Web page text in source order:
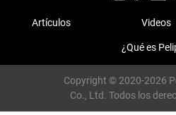
Artículos Videos
¿Qué es
Copyright © 2020-2026
Co., Ltd. Todos los